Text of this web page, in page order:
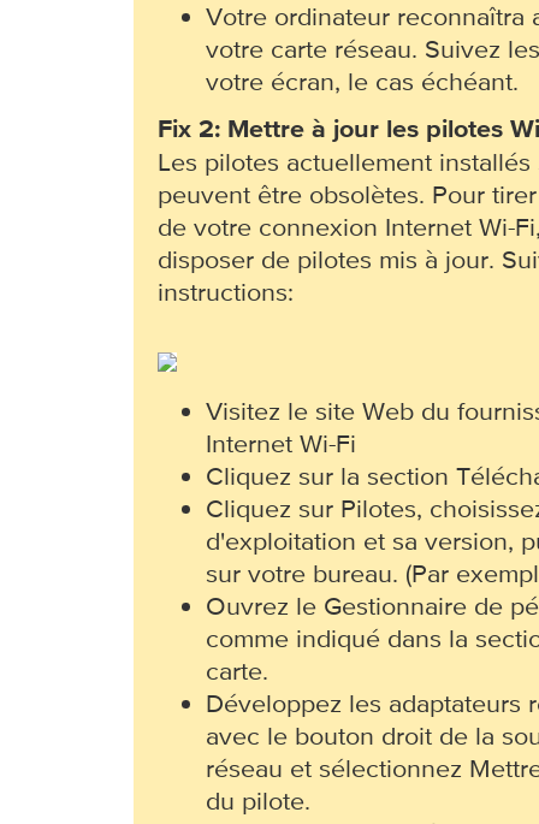
Votre ordinateur reconnaîtra
votre carte réseau. Suivez
votre écran, le cas échéant.
Fix 2: Mettre à jour les pilotes
Les pilotes actuellement
peuvent être obsolètes. Pour
de votre connexion Internet Wi-
disposer de pilotes mis à jour.
instructions:
Visitez le site Web du
Internet Wi-Fi
Cliquez sur la section
Cliquez sur Pilotes,
d'exploitation et sa version,
sur votre bureau. (Par
Ouvrez le Gestionnaire de
comme indiqué dans la
carte.
Développez les adaptateurs
avec le bouton droit de la
réseau et sélectionnez
du pilote.